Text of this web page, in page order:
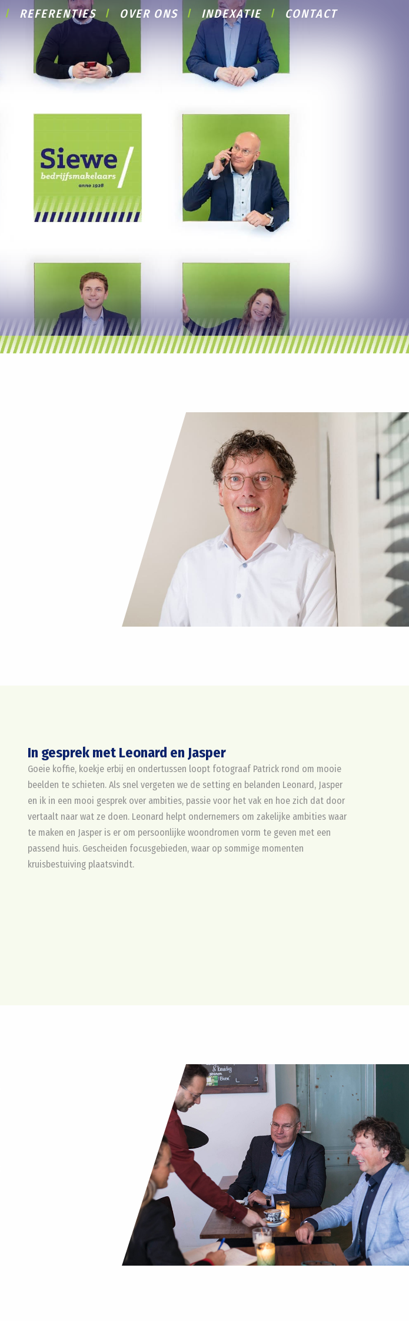
REFERENTIES OVER ONS INDEXATIE CONTACT
In gesprek met Leonard en Jasper
Goeie koffie, koekje erbij en ondertussen loopt fotograaf Patrick rond om mooie
beelden te schieten. Als snel vergeten we de setting en belanden Leonard, Jasper
en ik in een mooi gesprek over ambities, passie voor het vak en hoe zich dat door
vertaalt naar wat ze doen. Leonard helpt ondernemers om zakelijke ambities waar
te maken en Jasper is er om persoonlijke woondromen vorm te geven met een
passend huis. Gescheiden focusgebieden, waar op sommige momenten
kruisbestuiving plaatsvindt.